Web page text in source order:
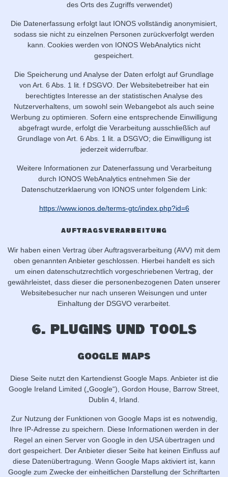
des Orts des Zugriffs verwendet)
Die Datenerfassung erfolgt laut IONOS vollständig anonymisiert,
sodass sie nicht zu einzelnen Personen zurückverfolgt werden
kann. Cookies werden von IONOS WebAnalytics nicht
gespeichert.
Die Speicherung und Analyse der Daten erfolgt auf Grundlage
von Art. 6 Abs. 1 lit. f DSGVO. Der Websitebetreiber hat ein
berechtigtes Interesse an der statistischen Analyse des
Nutzerverhaltens, um sowohl sein Webangebot als auch seine
Werbung zu optimieren. Sofern eine entsprechende Einwilligung
abgefragt wurde, erfolgt die Verarbeitung ausschließlich auf
Grundlage von Art. 6 Abs. 1 lit. a DSGVO; die Einwilligung ist
jederzeit widerrufbar.
Weitere Informationen zur Datenerfassung und Verarbeitung
durch IONOS WebAnalytics entnehmen Sie der
Datenschutzerklaerung von IONOS unter folgendem Link:
https://www.ionos.de/terms-gtc/index.php?id=6
Auftragsverarbeitung
Wir haben einen Vertrag über Auftragsverarbeitung (AVV) mit dem
oben genannten Anbieter geschlossen. Hierbei handelt es sich
um einen datenschutzrechtlich vorgeschriebenen Vertrag, der
gewährleistet, dass dieser die personenbezogenen Daten unserer
Websitebesucher nur nach unseren Weisungen und unter
Einhaltung der DSGVO verarbeitet.
6. Plugins und Tools
Google Maps
Diese Seite nutzt den Kartendienst Google Maps. Anbieter ist die
Google Ireland Limited („Google“), Gordon House, Barrow Street,
Dublin 4, Irland.
Zur Nutzung der Funktionen von Google Maps ist es notwendig,
Ihre IP-Adresse zu speichern. Diese Informationen werden in der
Regel an einen Server von Google in den USA übertragen und
dort gespeichert. Der Anbieter dieser Seite hat keinen Einfluss auf
diese Datenübertragung. Wenn Google Maps aktiviert ist, kann
Google zum Zwecke der einheitlichen Darstellung der Schriftarten